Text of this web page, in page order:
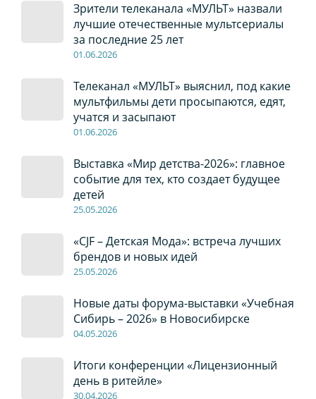
Зрители телеканала «МУЛЬТ» назвали
лучшие отечественные мультсериалы
за последние 25 лет
01.06.2026
Телеканал «МУЛЬТ» выяснил, под какие
мультфильмы дети просыпаются, едят,
учатся и засыпают
01.06.2026
Выставка «Мир детства-2026»: главное
событие для тех, кто создает будущее
детей
25.05.2026
«CJF – Детская Мода»: встреча лучших
брендов и новых идей
25.05.2026
Новые даты форума-выставки «Учебная
Сибирь – 2026» в Новосибирске
04.05.2026
Итоги конференции «Лицензионный
день в ритейле»
30.04.2026